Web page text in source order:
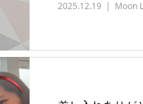
2025.12.19 Moon